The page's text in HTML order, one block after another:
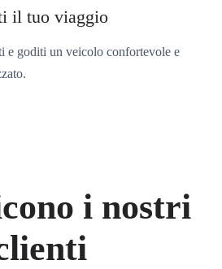
il tuo viaggio
e goditi un veicolo confortevole e
i nostri